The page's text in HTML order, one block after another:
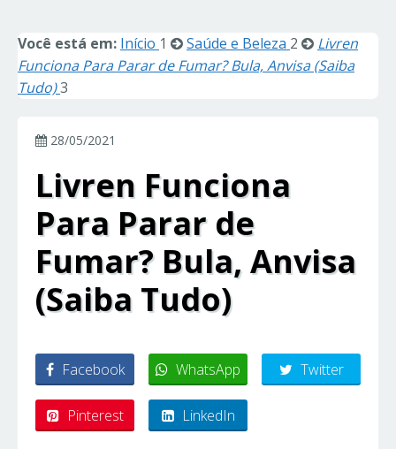
Você está em: Início 1 Saúde e Beleza 2
Livren
Funciona Para Parar de Fumar? Bula, Anvisa (Saiba
Tudo)3
28/05/2021
Livren Funciona
Para Parar de
Fumar? Bula, Anvisa
(Saiba Tudo)
Facebook WhatsApp Twitter
Pinterest LinkedIn